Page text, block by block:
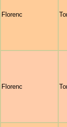
Florenc
Florenc